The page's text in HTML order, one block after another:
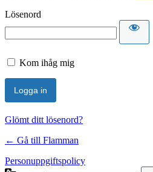
Lösenord
Kom ihåg mig
Glömt ditt lösenord?
← Gå till Flamman
Personuppgiftspolicy